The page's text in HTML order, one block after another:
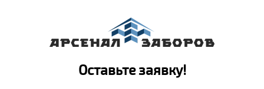
Оставьте заявку!